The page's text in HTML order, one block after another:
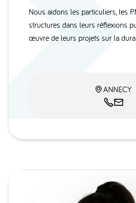
Nous aidons les particuliers, les
structures dans leurs réflexions
œuvre de leurs projets sur la
ANNECY
